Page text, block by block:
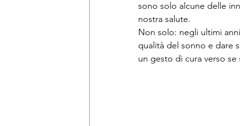
sono solo alcune delle
nostra salute.
Non solo: negli ultimi
qualità del sonno e dare
un gesto di cura verso